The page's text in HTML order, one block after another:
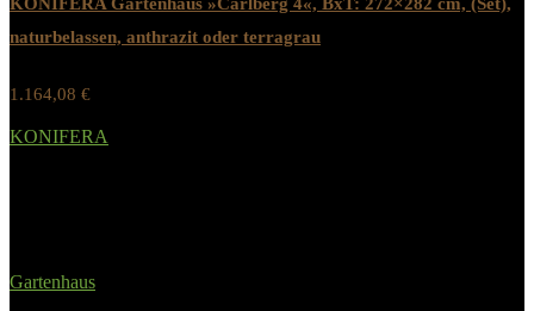
naturbelassen, anthrazit oder terragrau
1.164,08 €
KONIFERA
Gartenhaus